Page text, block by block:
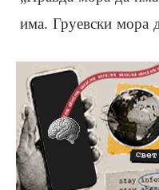
има. Груевски мора